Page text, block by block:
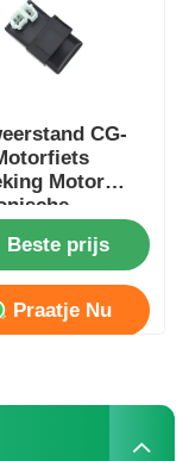
CG-
Motor
Beste prijs
Praatje Nu